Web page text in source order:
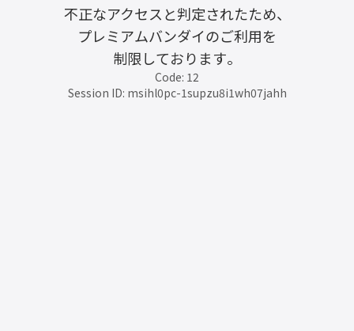
不正なアクセスと判定されたため、
プレミアムバンダイのご利用を
制限しております。
Code: 12
Session ID: msihl0pc-1supzu8i1wh07jahh